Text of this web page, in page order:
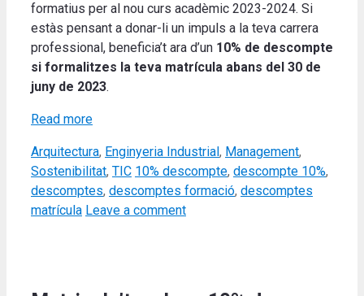
formatius per al nou curs acadèmic 2023-2024. Si
estàs pensant a donar-li un impuls a la teva carrera
professional, beneficia’t ara d’un 10% de descompte
si formalitzes la teva matrícula abans del 30 de
juny de 2023.
Read more
Categories
Arquitectura, Enginyeria Industrial , Management,
Sostenibilitat, TIC Tags
10% descompte, descompte 10%,
descomptes, descomptes formació, descomptes
matrícula Leave a comment